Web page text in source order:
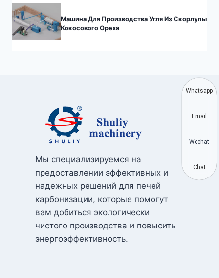
Машина Для Производства Угля Из Скорлупы
Кокосового Ореха
Мы специализируемся на
предоставлении эффективных и
надежных решений для печей
карбонизации, которые помогут
вам добиться экологически
чистого производства и повысить
энергоэффективность.
Whatsapp
Email
Wechat
Chat